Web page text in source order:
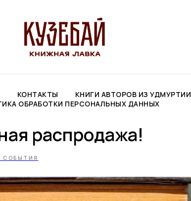
КОНТАКТЫ КНИГИ АВТОРОВ ИЗ УДМУРТИИ
ОБРАБОТКИ ПЕРСОНАЛЬНЫХ ДАННЫХ
распродажа!
СОБЫТИЯ